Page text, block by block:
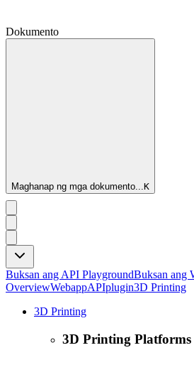
Dokumento
Maghanap ng mga dokumento...K
Buksan ang API PlaygroundBuksan ang
OverviewWebappAPIplugin3D Printing
3D Printing
3D Printing Platforms